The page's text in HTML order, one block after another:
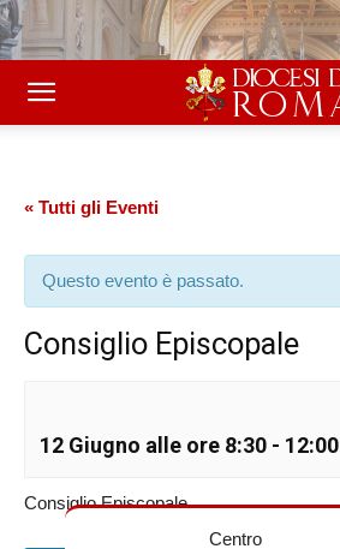
Centro
« Tutti gli Eventi
Questo evento è passato.
Consiglio Episcopale
12 Giugno alle ore 8:30 - 12:00
Consiglio Episcopale